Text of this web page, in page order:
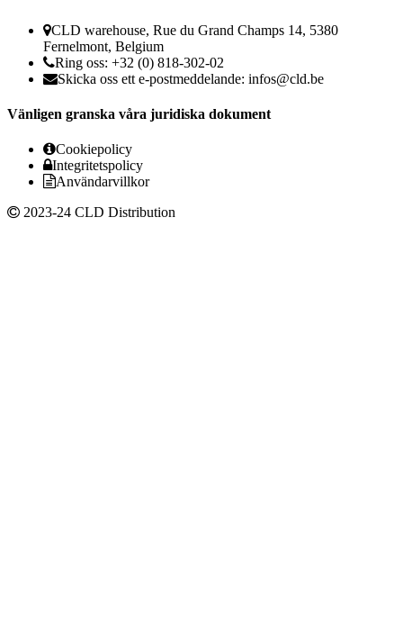
CLD warehouse, Rue du Grand Champs 14, 5380
Fernelmont, Belgium
Ring oss: +32 (0) 818-302-02
Skicka oss ett e-postmeddelande: infos@cld.be
Vänligen granska våra juridiska dokument
Cookiepolicy
Integritetspolicy
Användarvillkor
2023-24 CLD Distribution